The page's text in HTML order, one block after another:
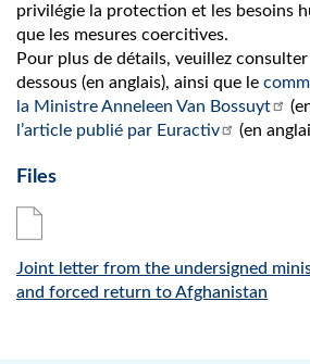
privilégie la protection et les besoins
que les mesures coercitives.
Pour plus de détails, veuillez
dessous (en anglais), ainsi que le
la Ministre Anneleen Van Bossuyt
l’article publié par Euractiv
(en
Files
Joint letter from the undersigned
and forced return to Afghanistan